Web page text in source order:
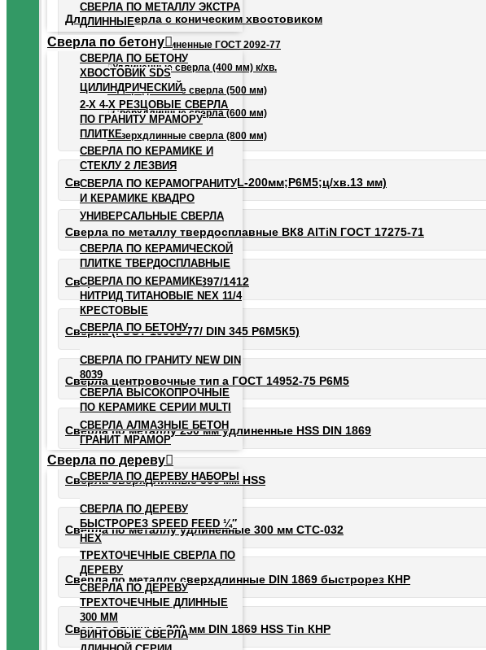
Длинные сверла с коническим хвостовиком
Сверла удлиненные ГОСТ 2092-77
Удлиненные сверла (400 мм) к/хв.
Сверхдлинные сверла (500 мм)
Сверхдлинные сверла (600 мм)
Сверхдлинные сверла (800 мм)
Сверла по металлу 12-30 мм (L-200мм;Р6М5;ц/хв.13 мм)
Сверла по металлу твердосплавные ВК8 AlTiN ГОСТ 17275-71
Сверла Р6М5 HSS DIN 1897/1412
Сверла (ГОСТ 10903-77/ DIN 345 Р6М5К5)
Сверла центровочные тип а ГОСТ 14952-75 Р6М5
Сверла по металлу 250 мм удлиненные HSS DIN 1869
Сверла сверхдлинные 300 мм HSS
Сверла по металлу удлиненные 300 мм СТС-032
Сверла по металлу сверхдлинные DIN 1869 быстрорез КНР
Сверла длинные 300 мм DIN 1869 HSS Tin КНР
СВЕРЛА ПО МЕТАЛЛУ ЭКСТРА
ДЛИННЫЕ
Сверла по бетону
СВЕРЛА ПО БЕТОНУ
ХВОСТОВИК SDS
ЦИЛИНДРИЧЕСКИЙ
2-Х 4-Х РЕЗЦОВЫЕ СВЕРЛА
ПО ГРАНИТУ МРАМОРУ
ПЛИТКЕ
СВЕРЛА ПО КЕРАМИКЕ И
СТЕКЛУ 2 ЛЕЗВИЯ
СВЕРЛА ПО КЕРАМОГРАНИТУ
И КЕРАМИКЕ КВАДРО
УНИВЕРСАЛЬНЫЕ СВЕРЛА
СВЕРЛА ПО КЕРАМИЧЕСКОЙ
ПЛИТКЕ ТВЕРДОСПЛАВНЫЕ
СВЕРЛА ПО КЕРАМИКЕ
НИТРИД ТИТАНОВЫЕ NEX 11/4
КРЕСТОВЫЕ
СВЕРЛА ПО БЕТОНУ
СВЕРЛА ПО ГРАНИТУ NEW DIN
8039
СВЕРЛА ВЫСОКОПРОЧНЫЕ
ПО КЕРАМИКЕ СЕРИИ MULTI
СВЕРЛА АЛМАЗНЫЕ БЕТОН
ГРАНИТ МРАМОР
Сверла по дереву
СВЕРЛА ПО ДЕРЕВУ НАБОРЫ
СВЕРЛА ПО ДЕРЕВУ
БЫСТРОРЕЗ SPEED FEED ¼″
HEX
ТРЕХТОЧЕЧНЫЕ СВЕРЛА ПО
ДЕРЕВУ
СВЕРЛА ПО ДЕРЕВУ
ТРЕХТОЧЕЧНЫЕ ДЛИННЫЕ
300 ММ
ВИНТОВЫЕ СВЕРЛА